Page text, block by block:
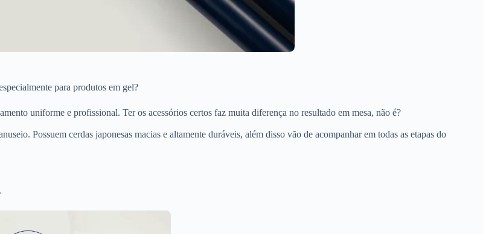
para produtos em gel?
uniforme e profissional. Ter os acessórios certos faz muita diferença no resultado em mesa, não é?
Possuem cerdas japonesas macias e altamente duráveis, além disso vão de acompanhar em todas as etapas do